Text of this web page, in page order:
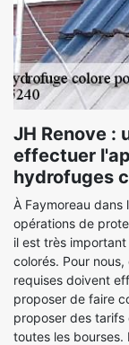
JH Renove :
effectuer
hydrofuges
À Faymoreau
opérations de
il est très
colorés. Pour
requises doivent
proposer de faire
proposer des tarifs
toutes les bourses.